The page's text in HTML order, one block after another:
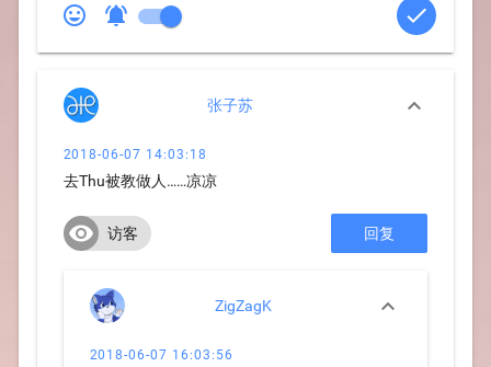
  
张子苏 
2018-06-07 14:03:18
去Thu被教做人……凉凉
 访客 回复
ZigZagK 
2018-06-07 16:03:56